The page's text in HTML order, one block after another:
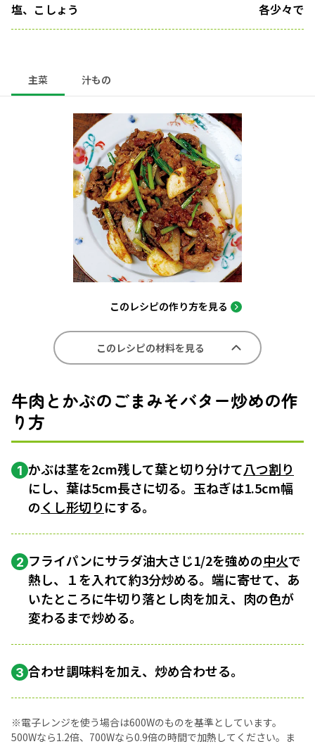
塩、こしょう 各少々で
主菜 汁もの
このレシピの作り方を見る
このレシピの材料を見る
牛肉とかぶのごまみそバター炒めの作
り方
1 かぶは茎を2cm残して葉と切り分けて八つ割り
にし、葉は5cm長さに切る。玉ねぎは1.5cm幅
のくし形切りにする。
2 フライパンにサラダ油大さじ1/2を強めの中火で
熱し、１を入れて約3分炒める。端に寄せて、あ
いたところに牛切り落とし肉を加え、肉の色が
変わるまで炒める。
3 合わせ調味料を加え、炒め合わせる。
※電子レンジを使う場合は600Wのものを基準としています。
500Wなら1.2倍、700Wなら0.9倍の時間で加熱してください。ま